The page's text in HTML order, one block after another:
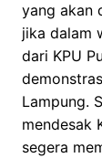
yang akan
jika dalam
dari KPU
Lampung.
mendesak
segera